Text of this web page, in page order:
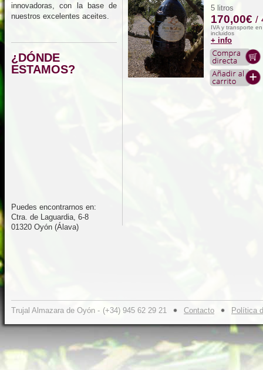
innovadoras, con la base de
nuestros excelentes aceites.
¿DÓNDE
ESTAMOS?
Puedes encontrarnos en:
Ctra. de Laguardia, 6-8
01320 Oyón (Álava)
5 litros
170,00€ /
IVA y transporte
incluidos
+ info
Trujal Almazara de Oyón - (+34) 945 62 29 21 Contacto Política